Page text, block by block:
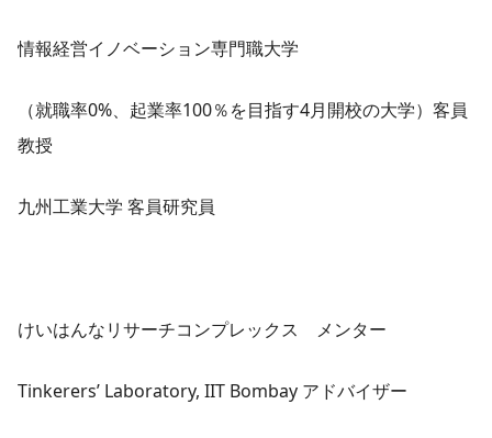
情報経営イノベーション専門職大学
（就職率0%、起業率100％を目指す4月開校の大学）客員
教授
九州工業大学 客員研究員
けいはんなリサーチコンプレックス メンター
Tinkerers’ Laboratory, IIT Bombay アドバイザー